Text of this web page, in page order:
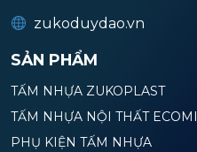
zukoduydao.vn
SẢN PHẨM
TẤM NHỰA ZUKOPLAST
TẤM NHỰA NỘI THẤT ECOMI
PHỤ KIỆN TẤM NHỰA